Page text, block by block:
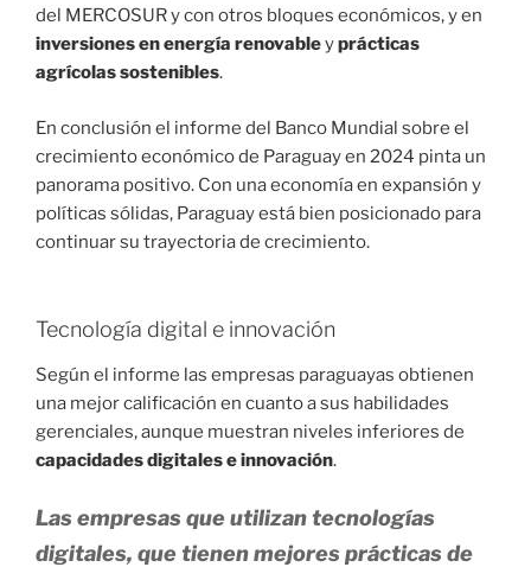
del MERCOSUR y con otros bloques económicos, y en
inversiones en energía renovableyprácticas
agrícolas sostenibles.
En conclusión el informe del Banco Mundial sobre el
crecimiento económico de Paraguay en 2024 pinta un
panorama positivo. Con una economía en expansión y
políticas sólidas, Paraguay está bien posicionado para
continuar su trayectoria de crecimiento.
Tecnología digital e innovación
Según el informe las empresas paraguayas obtienen
una mejor calificación en cuanto a sus habilidades
gerenciales, aunque muestran niveles inferiores de
capacidades digitales e innovación.
Las empresas que utilizan tecnologías
digitales, que tienen mejores prácticas de